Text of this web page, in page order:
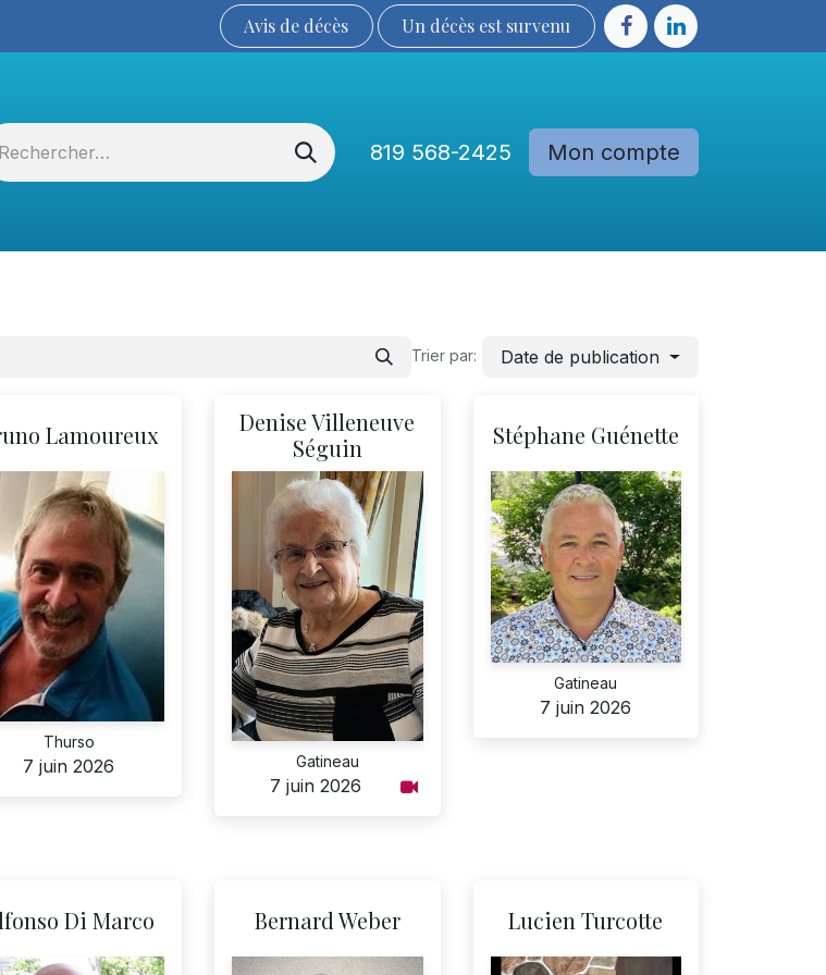
Avis de décès Un décès est sur​​​​​​​​ve​nu​​​​​​​​​​
819 568-2425 Mon compte
Trier par: Date de publication
Lamoureux
Thurso
7 juin 2026
Denise Villeneuve
Séguin
Gatineau
7 juin 2026
Stéphane Guénette
Gatineau
7 juin 2026
Di Marco Bernard Weber Lucien Turcotte